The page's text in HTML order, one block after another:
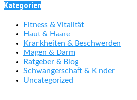
Kategorien
Fitness & Vitalität
Haut & Haare
Krankheiten & Beschwerden
Magen & Darm
Ratgeber & Blog
Schwangerschaft & Kinder
Uncategorized